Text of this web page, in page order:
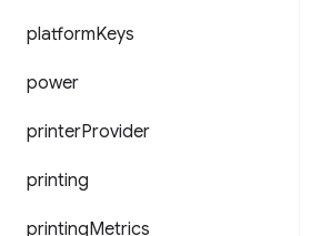
platformKeys
power
printerProvider
printing
printingMetrics